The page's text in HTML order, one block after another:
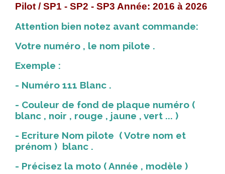
Pilot / SP1 - SP2 - SP3 Année: 2016 à 2026
Attention bien notez avant commande:
Votre numéro , le nom pilote .
Exemple :
- Numéro 111 Blanc .
- Couleur de fond de plaque numéro (
blanc , noir , rouge , jaune , vert ... )
- Ecriture Nom pilote ( Votre nom et
prénom ) blanc .
- Précisez la moto ( Année , modèle )